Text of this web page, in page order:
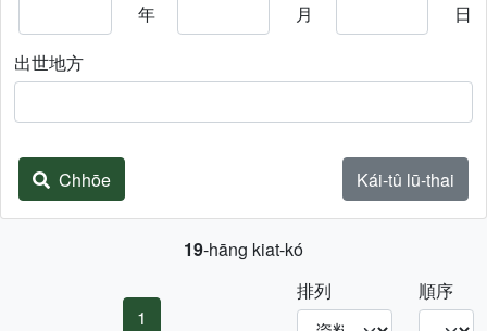
年
月
日
出世地方
Chhōe Kái-tû lū-thai
19-hāng kiat-kó
1
排列 順序